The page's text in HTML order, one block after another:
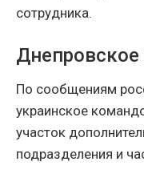
сотрудника.
Днепровское
По сообщениям
украинское
участок
подразделения и